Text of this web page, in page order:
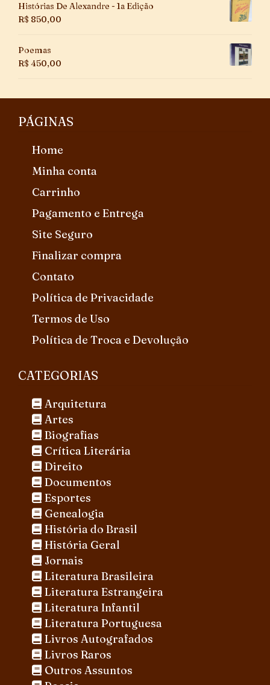
Histórias De Alexandre - 1a Edição
R$ 850,00
Poemas
R$ 450,00
PÁGINAS
Home
Minha conta
Carrinho
Pagamento e Entrega
Site Seguro
Finalizar compra
Contato
Política de Privacidade
Termos de Uso
Política de Troca e Devolução
CATEGORIAS
Arquitetura
Artes
Biografias
Crítica Literária
Direito
Documentos
Esportes
Genealogia
História do Brasil
História Geral
Jornais
Literatura Brasileira
Literatura Estrangeira
Literatura Infantil
Literatura Portuguesa
Livros Autografados
Livros Raros
Outros Assuntos